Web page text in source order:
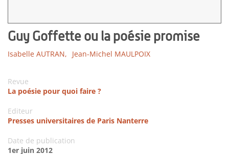
Guy Goffette ou la poésie promise
Isabelle AUTRAN, Jean-Michel MAULPOIX
Revue
La poésie pour quoi faire ?
Editeur
Presses universitaires de Paris Nanterre
Date de publication
1er juin 2012